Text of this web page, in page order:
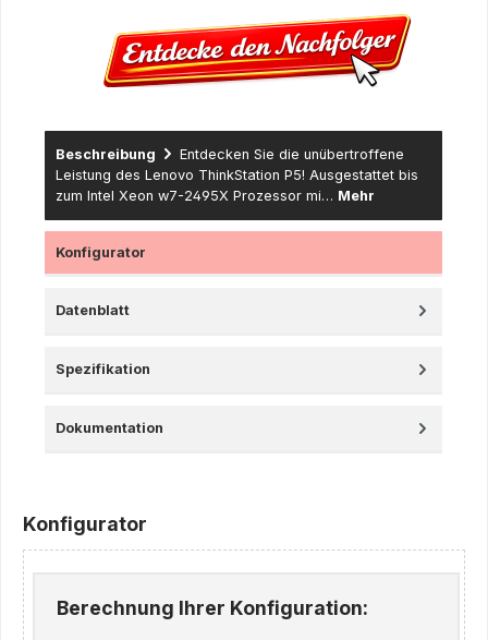
Beschreibung
Entdecken Sie die unübertroffene
Leistung des Lenovo ThinkStation P5! Ausgestattet bis
zum Intel Xeon w7-2495X Prozessor mi… Mehr
Konfigurator
Datenblatt
Spezifikation
Dokumentation
Konfigurator
Berechnung Ihrer Konfiguration: